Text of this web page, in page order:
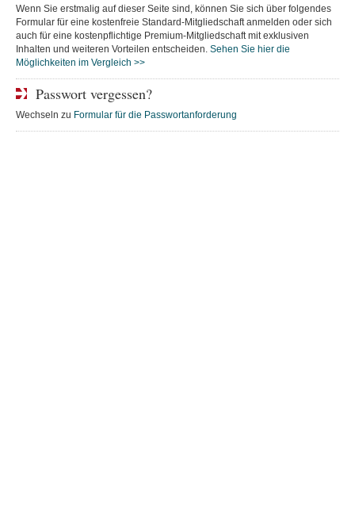
Wenn Sie erstmalig auf dieser Seite sind, können Sie sich über folgendes
Formular für eine kostenfreie Standard-Mitgliedschaft anmelden oder sich
auch für eine kostenpflichtige Premium-Mitgliedschaft mit exklusiven
Inhalten und weiteren Vorteilen entscheiden. Sehen Sie hier die
Möglichkeiten im Vergleich >>
Passwort vergessen?
Wechseln zu Formular für die Passwortanforderung